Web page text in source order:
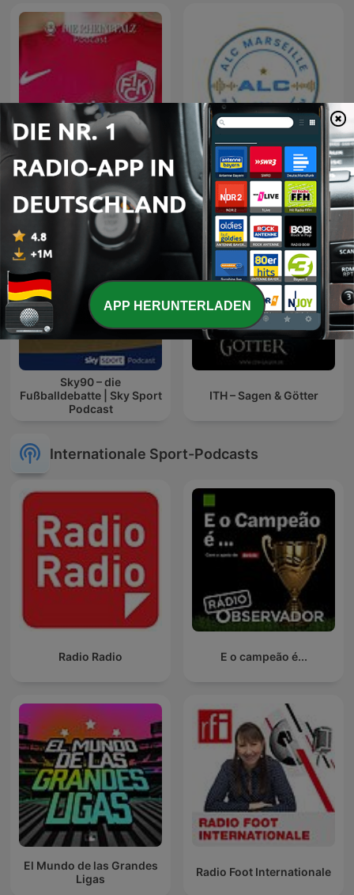
Lautre - Der FCK-Podcast ALC Marseille
Sky90 – die
Fußballdebatte | Sky Sport
Podcast
ITH – Sagen & Götter
Internationale Sport-Podcasts
Radio Radio E o campeão é...
El Mundo de las Grandes
Ligas
Radio Foot Internationale
APP HERUNTERLADEN